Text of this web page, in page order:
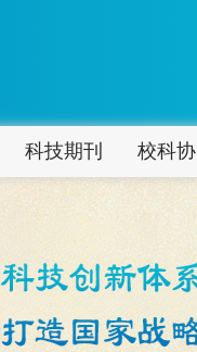
科技期刊 校科协